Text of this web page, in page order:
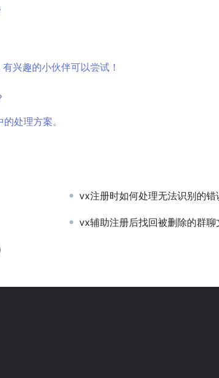
兴趣的小伙伴可以尝试！
处理方案。
vx注册时如何处理无法识别的错
vx辅助注册后找回被删除的群聊